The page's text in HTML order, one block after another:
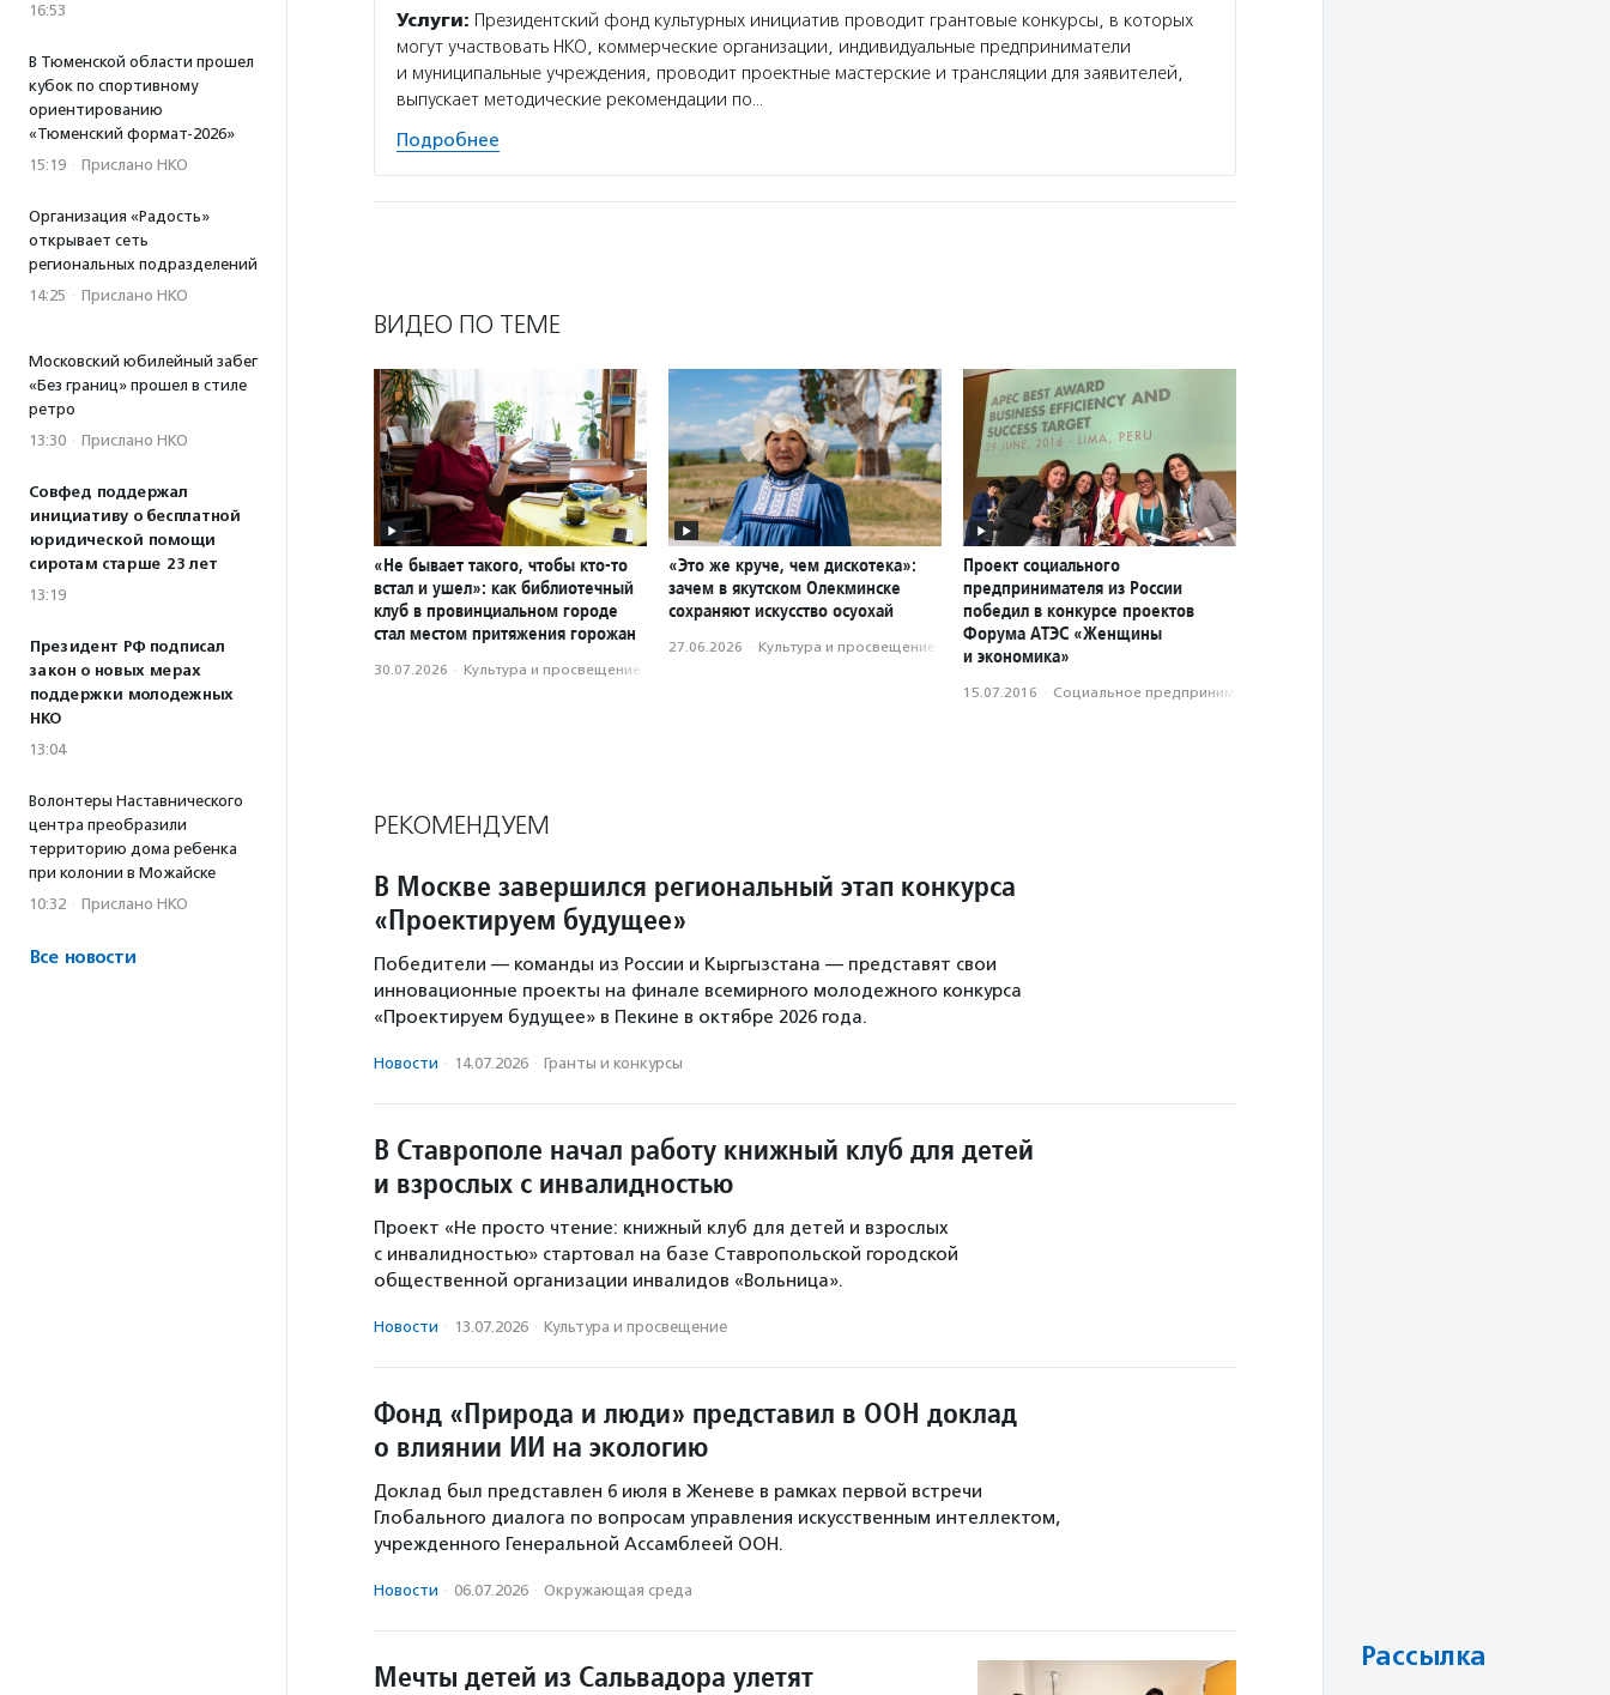
16:53
В Тюменской области прошел
кубок по спортивному
ориентированию
«Тюменский формат-2026»
15:19 · Прислано НКО
Организация «Радость»
открывает сеть
региональных подразделений
14:25 · Прислано НКО
Московский юбилейный забег
«Без границ» прошел в стиле
ретро
13:30 · Прислано НКО
Совфед поддержал
инициативу о бесплатной
юридической помощи
сиротам старше 23 лет
13:19
Президент РФ подписал
закон о новых мерах
поддержки молодежных
НКО
13:04
Волонтеры Наставнического
центра преобразили
территорию дома ребенка
при колонии в Можайске
10:32 · Прислано НКО
Все новости
Услуги: Президентский фонд культурных инициатив проводит грантовые конкурсы, в которых
могут участвовать НКО, коммерческие организации, индивидуальные предприниматели
и муниципальные учреждения, проводит проектные мастерские и трансляции для заявителей,
выпускает методические рекомендации по…
Подробнее
ВИДЕО ПО ТЕМЕ
«Не бывает такого, чтобы кто-то
встал и ушел»: как библиотечный
клуб в провинциальном городе
стал местом притяжения горожан
30.07.2026 · Культура и просвещение
«Это же круче, чем дискотека»:
зачем в якутском Олекминске
сохраняют искусство осуохай
27.06.2026 · Культура и просвещение
Проект социального
предпринимателя из России
победил в конкурсе проектов
Форума АТЭС «Женщины
и экономика»
15.07.2016 · Социальное предпри­нима­тель­ство
РЕКОМЕНДУЕМ
В Москве завершился региональный этап конкурса
«Проектируем будущее»
Победители — команды из России и Кыргызстана — представят свои
инновационные проекты на финале всемирного молодежного конкурса
«Проектируем будущее» в Пекине в октябре 2026 года.
Новости · 14.07.2026 · Гранты и конкурсы
В Ставрополе начал работу книжный клуб для детей
и взрослых с инвалидностью
Проект «Не просто чтение: книжный клуб для детей и взрослых
с инвалидностью» стартовал на базе Ставропольской городской
общественной организации инвалидов «Вольница».
Новости · 13.07.2026 · Культура и просвещение
Фонд «Природа и люди» представил в ООН доклад
о влиянии ИИ на экологию
Доклад был представлен 6 июля в Женеве в рамках первой встречи
Глобального диалога по вопросам управления искусственным интеллектом,
учрежденного Генеральной Ассамблеей ООН.
Новости · 06.07.2026 · Окружающая среда
Мечты детей из Сальвадора улетят
Рассылка